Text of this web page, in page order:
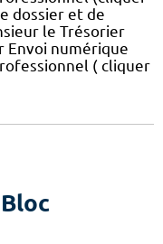
dossier et de
le Trésorier
Envoi numérique
( cliquer